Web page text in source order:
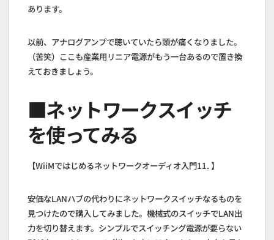
あります。
以前、アナログアンプで聴いていたら頭が痛くなりました。
（苦笑）ここも産業用リニア電源がもう一台あるので置き換
えておきましょう。
■ネットワークスイッチ
を使ってみる
【WiiMではじめるネットワークオーディオ入門11. 】
安価なLANハブの代わりにネットワークスイッチなるものを
見つけたので購入してみました。機械式のスイッチでLAN出
力を切り替えます。シンプルでスイッチング電源が要らない